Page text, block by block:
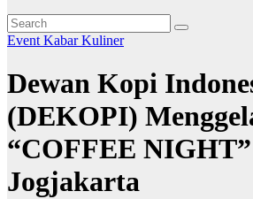
Event KabarKuliner
Dewan Kopi
(DEKOPI)
“COFFEE
Jogjakarta